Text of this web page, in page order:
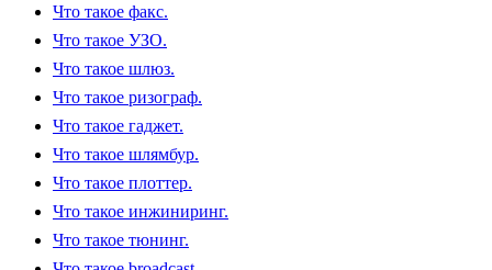
Что такое факс.
Что такое УЗО.
Что такое шлюз.
Что такое ризограф.
Что такое гаджет.
Что такое шлямбур.
Что такое плоттер.
Что такое инжиниринг.
Что такое тюнинг.